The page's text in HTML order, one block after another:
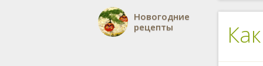
Новогодние
рецепты